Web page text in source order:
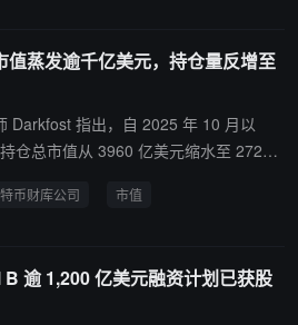
A 轮
于西德克萨斯州的首个园区项目，该项
工程计划于 2027 年投产，到 2029 年
未来计划扩建至 5 吉瓦以上，A 轮融资
值蒸发逾千亿美元，持仓量反增至
Darkfost 指出，自 2025 年 10 月以
仓总市值从 3960 亿美元缩水至 2720
完全由币价下跌驱动，而非减持。然
持仓量在不到一年内翻了三倍，买入价
美元——恰处于比特币历史高位区
币财库公司 市值
逾 1,200 亿美元融资计划已获股